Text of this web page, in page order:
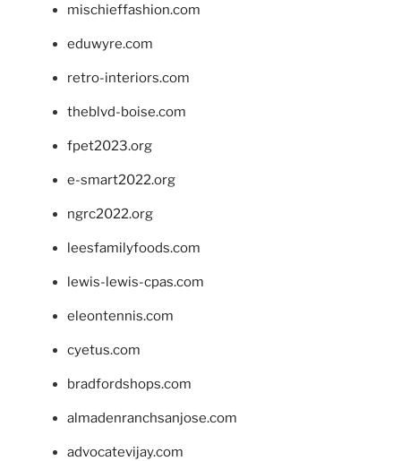
mischieffashion.com
eduwyre.com
retro-interiors.com
theblvd-boise.com
fpet2023.org
e-smart2022.org
ngrc2022.org
leesfamilyfoods.com
lewis-lewis-cpas.com
eleontennis.com
cyetus.com
bradfordshops.com
almadenranchsanjose.com
advocatevijay.com